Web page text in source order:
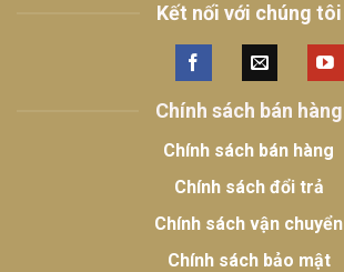
Kết nối với chúng tôi
Chính sách bán hàng
Chính sách bán hàng
Chính sách đổi trả
Chính sách vận chuyển
Chính sách bảo mật